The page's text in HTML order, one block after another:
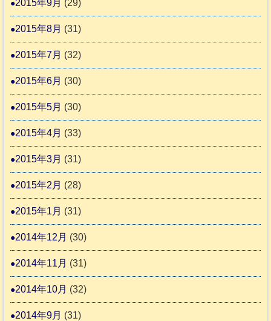
2015年9月 (29)
2015年8月 (31)
2015年7月 (32)
2015年6月 (30)
2015年5月 (30)
2015年4月 (33)
2015年3月 (31)
2015年2月 (28)
2015年1月 (31)
2014年12月 (30)
2014年11月 (31)
2014年10月 (32)
2014年9月 (31)